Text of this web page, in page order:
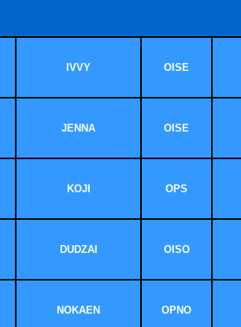
IVVY OISE
JENNA OISE
KOJI OPS
DUDZAI OISO
NOKAEN OPNO